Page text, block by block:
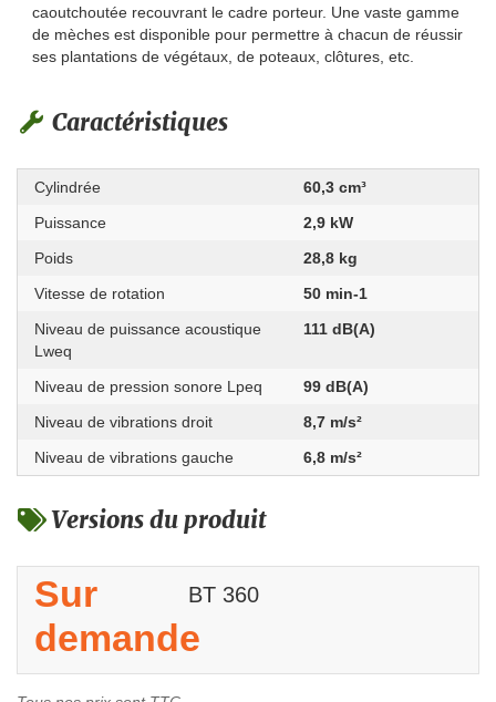
caoutchoutée recouvrant le cadre porteur. Une vaste gamme
de mèches est disponible pour permettre à chacun de réussir
ses plantations de végétaux, de poteaux, clôtures, etc.
Caractéristiques
Cylindrée
60,3 cm³
Puissance
2,9 kW
Poids
28,8 kg
Vitesse de rotation
50 min-1
Niveau de puissance acoustique
Lweq
111 dB(A)
Niveau de pression sonore Lpeq
99 dB(A)
Niveau de vibrations droit
8,7 m/s²
Niveau de vibrations gauche
6,8 m/s²
Versions du produit
Sur
demande
BT 360